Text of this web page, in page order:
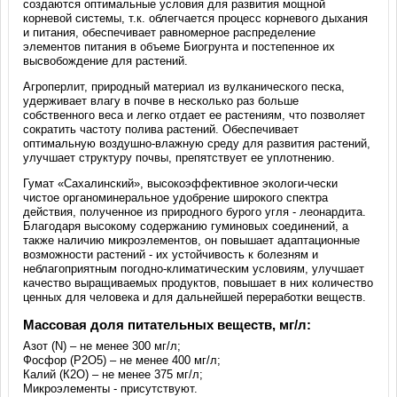
создаются оптимальные условия для развития мощной
корневой системы, т.к. облегчается процесс корневого дыхания
и питания, обеспечивает равномерное распределение
элементов питания в объеме Биогрунта и постепенное их
высвобождение для растений.
Агроперлит, природный материал из вулканического песка,
удерживает влагу в почве в несколько раз больше
собственного веса и легко отдает ее растениям, что позволяет
сократить частоту полива растений. Обеспечивает
оптимальную воздушно-влажную среду для развития растений,
улучшает структуру почвы, препятствует ее уплотнению.
Гумат «Сахалинский», высокоэффективное экологи-чески
чистое органоминеральное удобрение широкого спектра
действия, полученное из природного бурого угля - леонардита.
Благодаря высокому содержанию гуминовых соединений, а
также наличию микроэлементов, он повышает адаптационные
возможности растений - их устойчивость к болезням и
неблагоприятным погодно-климатическим условиям, улучшает
качество выращиваемых продуктов, повышает в них количество
ценных для человека и для дальнейшей переработки веществ.
Массовая доля питательных веществ, мг/л:
Азот (N) – не менее 300 мг/л;
Фосфор (Р2О5) – не менее 400 мг/л;
Калий (К2О) – не менее 375 мг/л;
Микроэлементы - присутствуют.